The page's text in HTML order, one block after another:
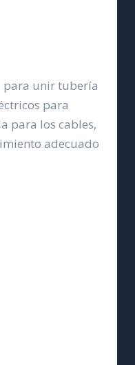
para unir tubería
para
para los cables,
adecuado